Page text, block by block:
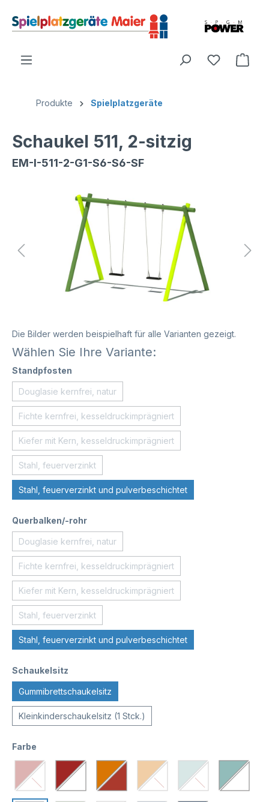
Produkte Spielplatzgeräte
Schaukel 511, 2-sitzig
EM-I-511-2-G1-S6-S6-SF
Die Bilder werden beispielhaft für alle Varianten gezeigt.
Wählen Sie Ihre Variante:
Standpfosten
Douglasie kernfrei, natur
Fichte kernfrei, kesseldruckimprägniert
Kiefer mit Kern, kesseldruckimprägniert
Stahl, feuerverzinkt
Stahl, feuerverzinkt und pulverbeschichtet
Querbalken/-rohr
Douglasie kernfrei, natur
Fichte kernfrei, kesseldruckimprägniert
Kiefer mit Kern, kesseldruckimprägniert
Stahl, feuerverzinkt
Stahl, feuerverzinkt und pulverbeschichtet
Schaukelsitz
Gummibrettschaukelsitz
Kleinkinderschaukelsitz (1 Stck.)
Farbe